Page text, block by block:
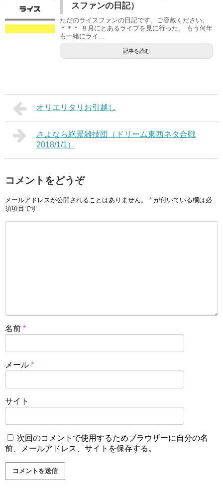
スファンの日記）
ただのライスファンの日記です。ご容赦ください。
＊＊＊ ８月にとあるライブを見に行った。 もう何年
も一緒にライ...
記事を読む
オリエリタリお引越し
さよなら絶景雑技団（ドリーム東西ネタ合戦
2018/1/1）
コメントをどうぞ
メールアドレスが公開されることはありません。 * が付いている欄は必
須項目です
名前 *
メール *
サイト
次回のコメントで使用するためブラウザーに自分の名
前、メールアドレス、サイトを保存する。